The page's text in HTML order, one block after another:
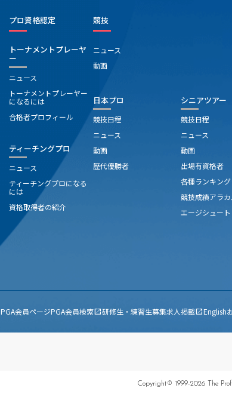
プロ資格認定
トーナメントプレーヤ
ー
ニュース
トーナメントプレーヤー
になるには
合格者プロフィール
ティーチングプロ
ニュース
ティーチングプロになる
には
資格取得者の紹介
競技
ニュース
動画
日本プロ
競技日程
ニュース
動画
歴代優勝者
シニアツアー
競技日程
ニュース
動画
出場有資格者
各種ランキング
競技成績アラカ
エージシュート
PGA会員ページPGA会員検索open_in_new研修生・練習生募集求人掲載open_in_newEnglish
Copyright© 1999-2026 The